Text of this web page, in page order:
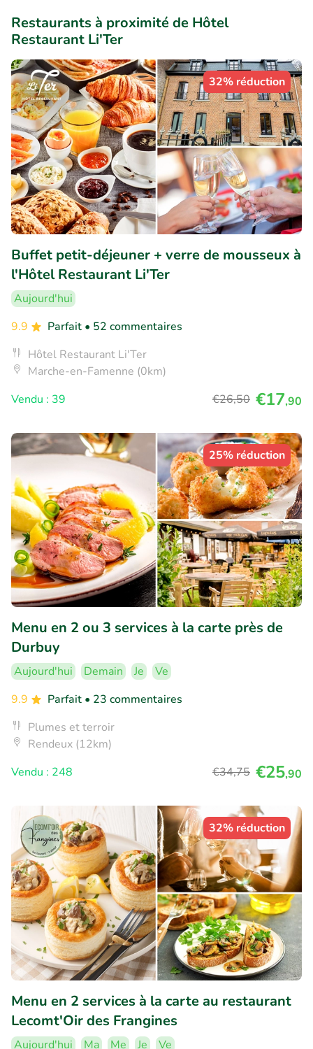
Restaurants à proximité de Hôtel
Restaurant Li'Ter
32% réduction
Buffet petit-déjeuner + verre de mousseux à
l'Hôtel Restaurant Li'Ter
Aujourd'hui
9.9
Parfait • 52 commentaires
Hôtel Restaurant Li'Ter
Marche-en-Famenne (0km)
Vendu : 39
€26,50 €17,90
25% réduction
Menu en 2 ou 3 services à la carte près de
Durbuy
Aujourd'hui Demain Je
Ve
9.9
Parfait • 23 commentaires
Plumes et terroir
Rendeux (12km)
Vendu : 248
€34,75 €25,90
32% réduction
Menu en 2 services à la carte au restaurant
Lecomt'Oir des Frangines
Aujourd'hui Ma Me Je Ve